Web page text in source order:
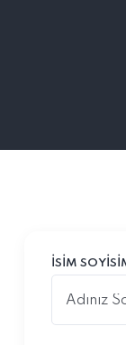
İSIM